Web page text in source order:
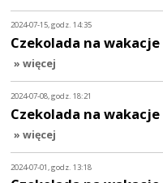
2024-07-15, godz. 14:35
Czekolada na wakacje
» więcej
2024-07-08, godz. 18:21
Czekolada na wakacje
» więcej
2024-07-01, godz. 13:18